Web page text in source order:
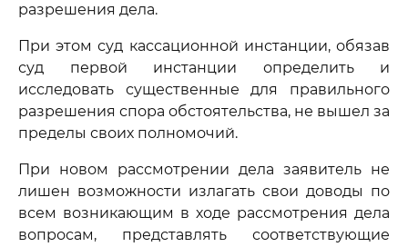
разрешения дела.
При этом суд кассационной инстанции, обязав
суд первой инстанции определить и
исследовать существенные для правильного
разрешения спора обстоятельства, не вышел за
пределы своих полномочий.
При новом рассмотрении дела заявитель не
лишен возможности излагать свои доводы по
всем возникающим в ходе рассмотрения дела
вопросам, представлять соответствующие